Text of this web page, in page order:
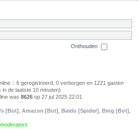
Onthouden
:: 6 geregistreerd, 0 verborgen en 1221 gasten
de laatste 10 minuten)
was 8626 op 27 jul 2025 22:01
[Bot] Amazon [Bot] Baidu [Spider] Bing [Bot]